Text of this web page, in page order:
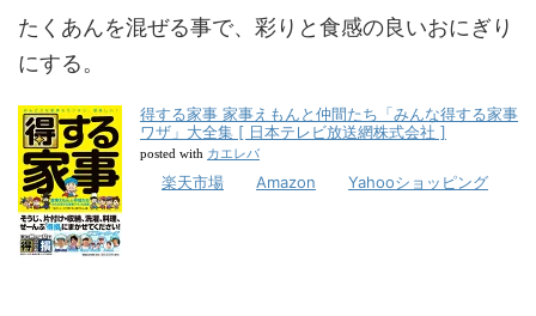
たくあんを混ぜる事で、彩りと食感の良いおにぎり
にする。
得する家事 家事えもんと仲間たち「みんな得する家事
ワザ」大全集 [ 日本テレビ放送網株式会社 ]
posted with カエレバ
楽天市場 Amazon Yahooショッピング